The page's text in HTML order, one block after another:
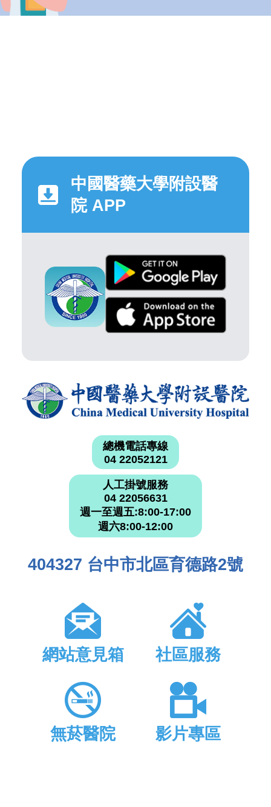
中國醫藥大學附設醫
院 APP
總機電話專線
04 22052121
人工掛號服務
04 22056631
週一至週五:8:00-17:00
週六8:00-12:00
404327 台中市北區育德路2號
網站意見箱 社區服務
無菸醫院 影片專區